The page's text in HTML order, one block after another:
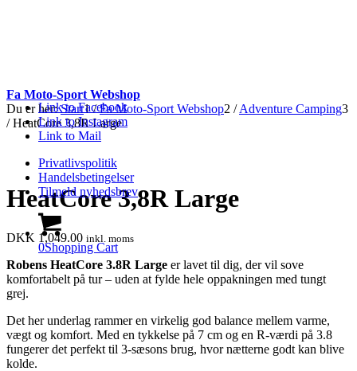
Link to Facebook
Link to Instagram
Link to Mail
Privatlivspolitik
Handelsbetingelser
Tilmeld nyhedsbrev
0Shopping Cart
Fa Moto-Sport Webshop
Du er her: Start1 / Fa Moto-Sport Webshop2 / Adventure Camping3
/ HeatCore 3,8R Large
HeatCore 3,8R Large
DKK 1,049.00 inkl. moms
Robens HeatCore 3.8R Large er lavet til dig, der vil sove
komfortabelt på tur – uden at fylde hele oppakningen med tungt
grej.
Det her underlag rammer en virkelig god balance mellem varme,
vægt og komfort. Med en tykkelse på 7 cm og en R-værdi på 3.8
fungerer det perfekt til 3-sæsons brug, hvor nætterne godt kan blive
kolde.